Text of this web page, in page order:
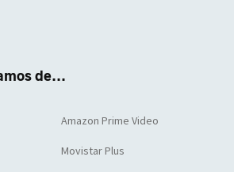
de...
Amazon Prime Video
Movistar Plus